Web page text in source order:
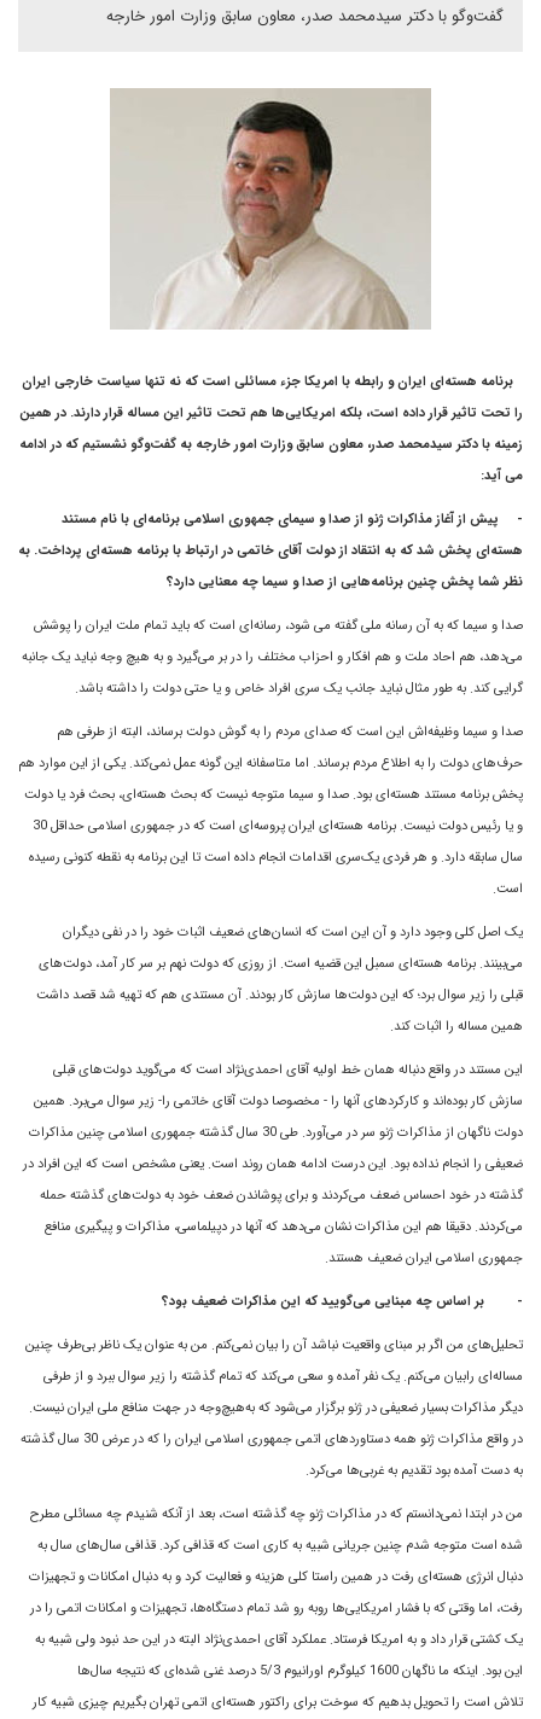
گفت‌‌وگو با دکتر سیدمحمد صدر، معاون سابق وزارت امور خارجه
برنامه هسته‌ای ایران و رابطه با امریکا جزء مسائلی است که نه تنها سیاست خارجی ایران
را تحت تاثیر قرار داده است، بلکه امریکایی‌ها هم تحت تاثیر این مساله قرار دارند. در همین
زمینه با دکتر سیدمحمد صدر، معاون سابق وزارت امور خارجه به گفت‌و‌گو نشستیم که در ادامه
می آید:
- پیش از آغاز مذاکرات ژنو از صدا و سیمای جمهوری اسلامی برنامه‌ای با نام مستند
هسته‌ای پخش شد که به انتقاد از دولت آقای خاتمی در ارتباط با برنامه‌ هسته‌ای پرداخت. به
نظر شما پخش چنین برنامه‌هایی از صدا و سیما چه معنایی دارد؟
صدا و سيما که به آن رسانه ملى گفته مى شود، رسانه‌اى است که باید تمام ملت ايران را پوشش
مى‌دهد، هم احاد ملت و هم افکار و احزاب مختلف را در بر مى‌گيرد و به هيچ وجه نبايد يک جانبه
گرايى کند. به طور مثال نباید جانب يک سرى افراد خاص و يا حتى دولت را داشته باشد.
صدا و سیما وظيفه‌اش اين است که صداى مردم را به گوش دولت برساند، البته از طرفى هم
حرف‌هاى دولت را به اطلاع مردم برساند. اما متاسفانه اين گونه عمل نمى‌کند. يکى از اين موارد هم
پخش برنامه مستند هسته‌اى بود. صدا و سیما متوجه نیست که بحث هسته‌اى، بحث فرد یا دولت
و يا رئيس دولت نيست. برنامه هسته‌اى ايران پروسه‌اى است که در جمهورى اسلامی حداقل 30
سال سابقه دارد. و هر فردى يک‌سرى اقدامات انجام داده است تا این برنامه به نقطه کنونی رسیده
است.
یک اصل کلی وجود دارد و آن این است که انسان‌های ضعیف اثبات خود را در نفی دیگران
می‌بینند. برنامه هسته‌اى سمبل اين قضيه است. از روزى که دولت نهم بر سر کار آمد، دولت‌های
قبلی را زیر سوال برد؛ که اين دولت‌ها سازش کار بودند. آن مستندى هم که تهيه شد قصد داشت
همين مساله را اثبات کند.
اين مستند در واقع دنباله همان خط اوليه آقای احمدى‌نژاد است که مى‌گويد دولت‌هاى قبلى
سازش کار بوده‌اند و کارکرد‌هاى آنها را - مخصوصا دولت آقای خاتمى را- زير سوال مى‌برد. همین
دولت ناگهان از مذاکرات ژنو سر در مى‌آورد. طی 30 سال گذشته جمهورى اسلامى چنين مذاکرات
ضعيفی را انجام نداده بود. اين درست ادامه همان روند است. يعنى مشخص است که اين افراد در
گذشته در خود احساس ضعف مى‌کردند و برای پوشاندن ضعف خود به دولت‌های گذشته حمله
می‌کردند. دقيقا هم اين مذاکرات نشان مى‌دهد که آنها در دپيلماسى، مذاکرات و پيگيرى منافع
جمهورى اسلامى ايران ضعيف هستند.
- بر اساس چه مبنایی می‌گویید که این مذاکرات ضعیف بود؟
تحليل‌هاى من اگر بر مبناى واقعيت نباشد آن را بيان نمى‌کنم. من به عنوان يک ناظر بى‌طرف چنين
مساله‌اى رابيان مى‌کنم. يک نفر آمده و سعى مى‌کند که تمام گذشته را زير سوال ببرد و از طرفى
ديگر مذاکرات بسيار ضعيفى در ژنو برگزار می‌شود که به‌هیچ‌وجه در جهت منافع ملى ايران نیست.
در واقع مذاکرات ژنو همه دستاوردهاى اتمى جمهورى اسلامى ايران را که در عرض 30 سال گذشته
به دست آمده بود تقديم به غربى‌ها مى‌کرد.
من در ابتدا نمى‌دانستم که در مذاکرات ژنو چه گذشته است، بعد از آنکه شنیدم چه مسائلى مطرح
شده است متوجه شدم چنين جريانى شبيه به کاری است که قذافى کرد. قذافى سال‌هاى سال به
دنبال انرژى هسته‌اى رفت در همين راستا کلى هزينه و فعاليت کرد و به دنبال امکانات و تجهيزات
رفت، اما وقتى که با فشار امريکايى‌ها روبه رو شد تمام دستگاه‌ها، تجهیزات و امکانات اتمى را در
يک کشتى قرار داد و به امريکا فرستاد. عملکرد آقای احمدى‌نژاد البته در اين حد نبود ولى شبيه به
اين بود. اینکه ما ناگهان 1600 کيلوگرم اورانيوم 5/3 درصد غنى شده‌اى که نتيجه سال‌ها
تلاش است را تحويل بدهيم که سوخت براى راکتور هسته‌اى اتمى تهران بگيريم چیزی شبیه کار